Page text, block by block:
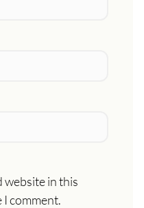
website in this
comment.